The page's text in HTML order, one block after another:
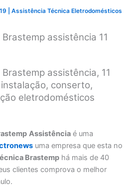
|Assistência Técnica Eletrodomésticos
assistência 11
assistência, 11
conserto,
eletrodomésticos
Assistência é uma
uma empresa que esta no
Brastemp há mais de 40
clientes comprova o melhor